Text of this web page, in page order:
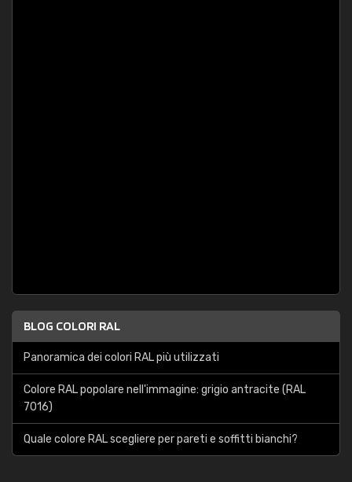
BLOG COLORI RAL
Panoramica dei colori RAL più utilizzati
Colore RAL popolare nell'immagine: grigio antracite (RAL
7016)
Quale colore RAL scegliere per pareti e soffitti bianchi?